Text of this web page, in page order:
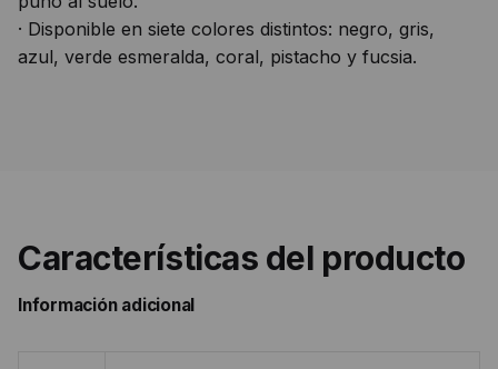
· Disponible en siete colores distintos: negro, gris,
azul, verde esmeralda, coral, pistacho y fucsia.
Características del producto
Información adicional